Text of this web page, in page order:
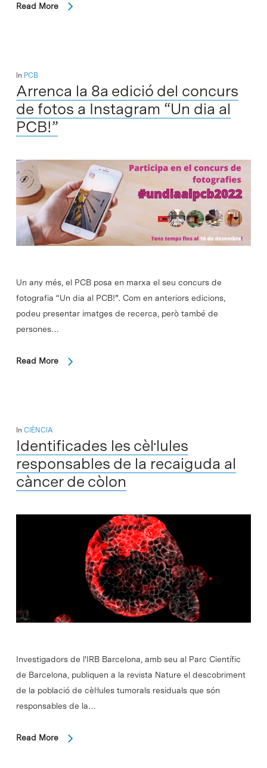
Read More
In PCB
Arrenca la 8a edició del concurs
de fotos a Instagram “Un dia al
PCB!”
Un any més, el PCB posa en marxa el seu concurs de
fotografia “Un dia al PCB!”. Com en anteriors edicions,
podeu presentar imatges de recerca, però també de
persones…
Read More
In CIÈNCIA
Identificades les cèl·lules
responsables de la recaiguda al
càncer de còlon
Investigadors de l'IRB Barcelona, amb seu al Parc Científic
de Barcelona, publiquen a la revista Nature el descobriment
de la població de cèl·lules tumorals residuals que són
responsables de la…
Read More